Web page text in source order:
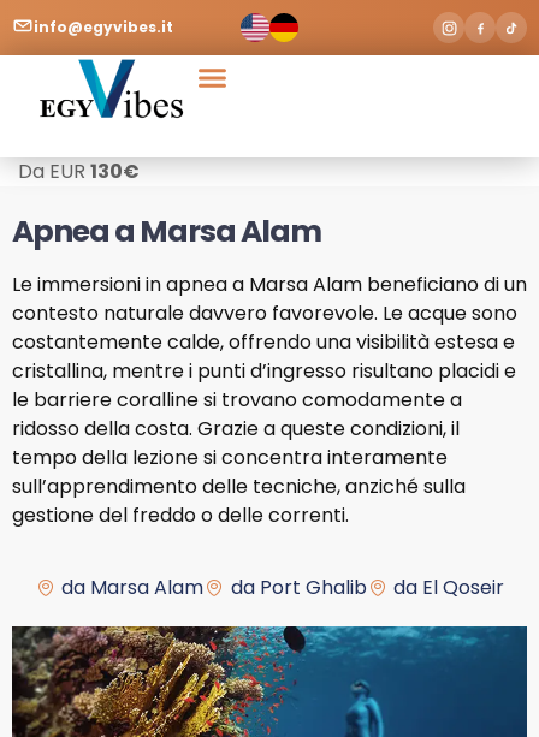
info@egyvibes.it
Da EUR 130€
Apnea a Marsa Alam
Le immersioni in apnea a Marsa Alam beneficiano di un
contesto naturale davvero favorevole. Le acque sono
costantemente calde, offrendo una visibilità estesa e
cristallina, mentre i punti d’ingresso risultano placidi e
le barriere coralline si trovano comodamente a
ridosso della costa. Grazie a queste condizioni, il
tempo della lezione si concentra interamente
sull’apprendimento delle tecniche, anziché sulla
gestione del freddo o delle correnti.
da Marsa Alam da Port Ghalib da El Qoseir